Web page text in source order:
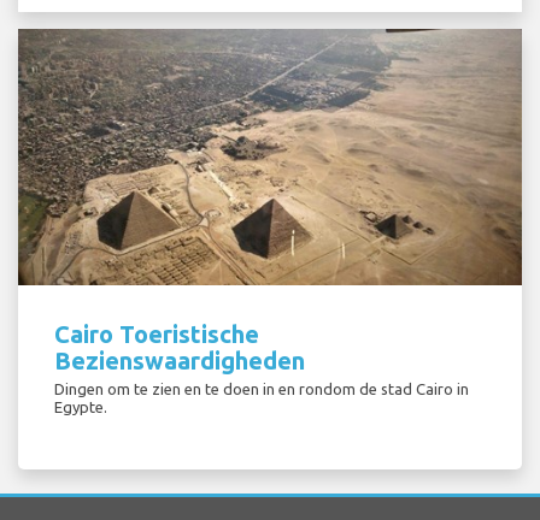
Cairo Toeristische
Bezienswaardigheden
Dingen om te zien en te doen in en rondom de stad Cairo in
Egypte.